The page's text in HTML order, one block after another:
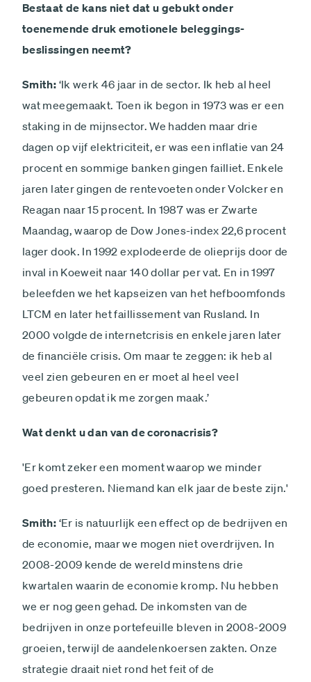
Bestaat de kans niet dat u gebukt onder
toenemende druk emotionele beleggings­
beslissingen neemt?
Smith: ‘Ik werk 46 jaar in de sector. Ik heb al heel
wat meegemaakt. Toen ik begon in 1973 was er een
staking in de mijnsector. We hadden maar drie
dagen op vijf elektriciteit, er was een inflatie van 24
procent en sommige banken gingen failliet. Enkele
jaren later gingen de rentevoeten onder Volcker en
Reagan naar 15 procent. In 1987 was er Zwarte
Maandag, waarop de Dow Jones-index 22,6 procent
lager dook. In 1992 explodeerde de olieprijs door de
inval in Koeweit naar 140 dollar per vat. En in 1997
beleefden we het kapseizen van het hefboomfonds
LTCM en later het faillissement van Rusland. In
2000 volgde de internetcrisis en enkele jaren later
de financiële crisis. Om maar te zeggen: ik heb al
veel zien gebeuren en er moet al heel veel
gebeuren opdat ik me zorgen maak.’
Wat denkt u dan van de coronacrisis?
'Er komt zeker een moment waarop we minder
goed presteren. Niemand kan elk jaar de beste zijn.'
Smith: ‘Er is natuurlijk een effect op de bedrijven en
de economie, maar we mogen niet overdrijven. In
2008-2009 kende de wereld minstens drie
kwartalen waarin de economie kromp. Nu hebben
we er nog geen gehad. De inkomsten van de
bedrijven in onze portefeuille bleven in 2008-2009
groeien, terwijl de aandelenkoersen zakten. Onze
strategie draait niet rond het feit of de